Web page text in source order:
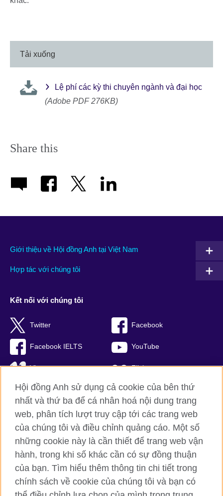
Tải xuống
Lệ phí các kỳ thi chuyên ngành và đại học
(Adobe PDF 276KB)
Share this
Giới thiệu về Hội đồng Anh tại Việt Nam
Hợp tác với chúng tôi
Kết nối với chúng tôi
Twitter Facebook
Facebook IELTS YouTube
Vimeo Flickr
RSS TikTok
Hội đồng Anh toàn cầu
Bảo mật thông tin và quy định sử dụng
Cookie
Sơ đồ trang
Hội đồng Anh sử dụng cả cookie của bên thứ
nhất và thứ ba để cá nhân hoá nội dung trang
web, phân tích lượt truy cập tới các trang web
của chúng tôi và điều chỉnh quảng cáo. Một số
những cookie này là cần thiết để trang web vận
hành, trong khi số khác cần có sự đồng thuận
của bạn. Tìm hiểu thêm thông tin chi tiết trong
chính sách về cookie của chúng tôi và bạn có